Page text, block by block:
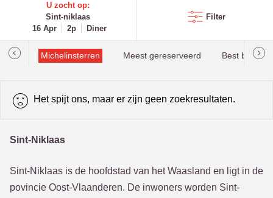
U zocht op:
Sint-niklaas
16 Apr
2p Diner
Filter
Michelinsterren Meest gereserveerd Best
Het spijt ons, maar er zijn geen zoekresultaten.
Sint-Niklaas
Sint-Niklaas is de hoofdstad van het Waasland en ligt in de
povincie Oost-Vlaanderen. De inwoners worden Sint-